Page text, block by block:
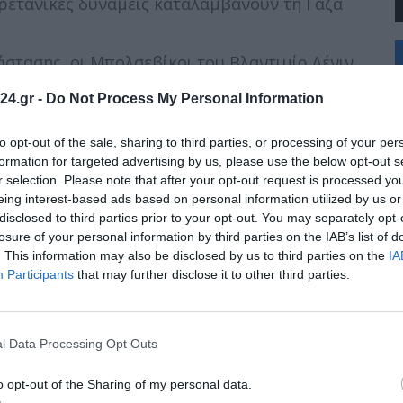
- Do Not Process My Personal Information
opt-out of the sale, sharing to third parties, or processing of your
for targeted advertising by us, please use the below opt-out
selection. Please note that after your opt-out request is processed
interest-based ads based on personal information utilized by us
to third parties prior to your opt-out. You may separately
of your personal information by third parties on the IAB’s list of
This information may also be disclosed by us to third parties on the
Participants that may further disclose it to other third parties.
Data Processing Opt Outs
opt-out of the Sharing of my personal data.
οι Μπολσεβίκοι του Βλαντιμίρ Λένιν
την εξουσία στη Ρωσία
Σαμόα, σκοτώνοντας 7.542 άτομα
του έτους.
το Εθνικιστικό Φασιστικό Κόμμα (PNF)
του.
πρώτες με απλή αναλογική και με ψηφοδέλτιο
από τα δύο μεγάλα κόμματα (Φιλελεύθερο
Τέχνης της Νέας Υόρκης.
γέφυρα στον κόσμο, η γέφυρα Τακόμα στην
κατασκευή της.
+
°